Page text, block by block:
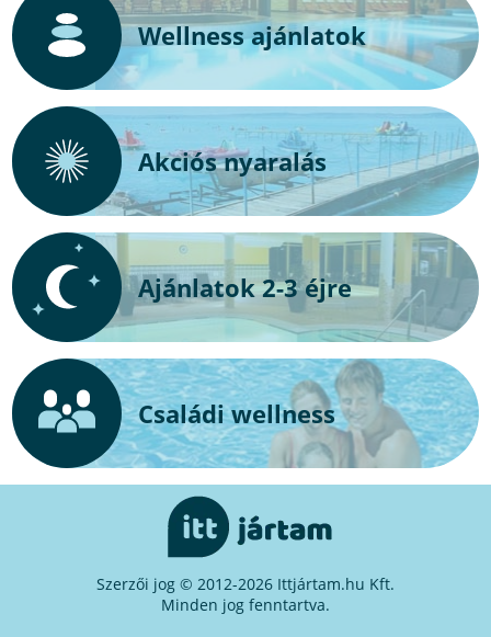
Wellness ajánlatok
Akciós nyaralás
Ajánlatok 2-3 éjre
Családi wellness
Szerzői jog © 2012-2026 Ittjártam.hu Kft.
Minden jog fenntartva.